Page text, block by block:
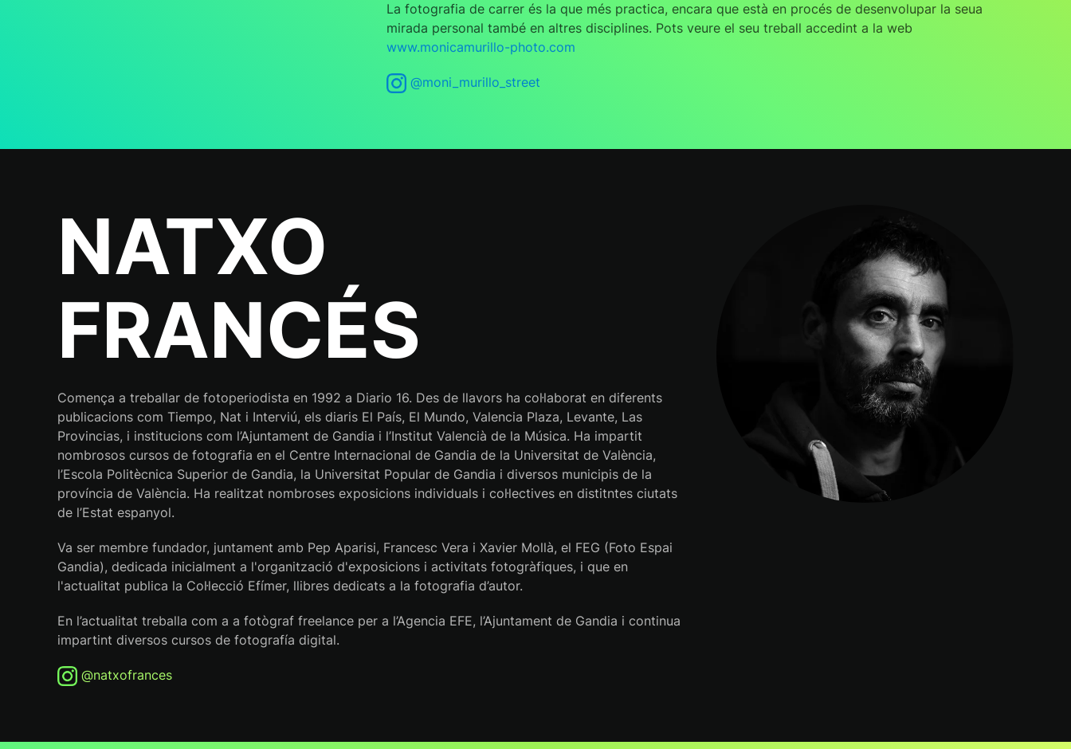
La fotografia de carrer és la que més practica, encara que està en procés de desenvolupar la seua
mirada personal també en altres disciplines. Pots veure el seu treball accedint a la web
www.monicamurillo-photo.com
@moni_murillo_street
NATXO
FRANCÉS
Comença a treballar de fotoperiodista en 1992 a Diario 16. Des de llavors ha col·laborat en diferents
publicacions com Tiempo, Nat i Interviú, els diaris El País, El Mundo, Valencia Plaza, Levante, Las
Provincias, i institucions com l’Ajuntament de Gandia i l’Institut Valencià de la Música. Ha impartit
nombrosos cursos de fotografia en el Centre Internacional de Gandia de la Universitat de València,
l’Escola Politècnica Superior de Gandia, la Universitat Popular de Gandia i diversos municipis de la
província de València. Ha realitzat nombroses exposicions individuals i col·lectives en distitntes ciutats
de l’Estat espanyol.
Va ser membre fundador, juntament amb Pep Aparisi, Francesc Vera i Xavier Mollà, el FEG (Foto Espai
Gandia), dedicada inicialment a l'organització d'exposicions i activitats fotogràfiques, i que en
l'actualitat publica la Col·lecció Efímer, llibres dedicats a la fotografia d’autor.
En l’actualitat treballa com a a fotògraf freelance per a l’Agencia EFE, l’Ajuntament de Gandia i continua
impartint diversos cursos de fotografía digital.
@natxofrances